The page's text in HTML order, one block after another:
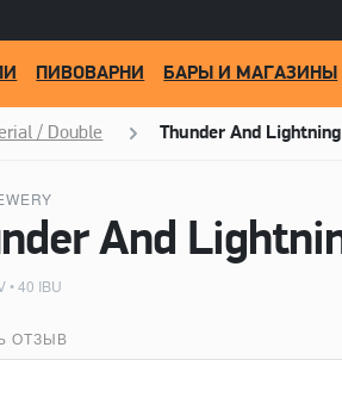
ПИВОВАРНИ БАРЫ И МАГАЗИНЫ
/ Double Thunder And Lightning
• 40 IBU
ОТЗЫВ